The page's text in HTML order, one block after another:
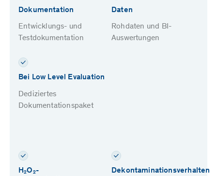
Dokumentation
Entwicklungs- und
Testdokumentation
Daten
Rohdaten und BI-
Auswertungen
Bei Low Level Evaluation
Dediziertes
Dokumentationspaket
H₂O₂-
Dekontaminationsverhalten